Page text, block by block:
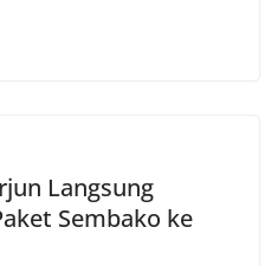
Langsung
Sembako ke